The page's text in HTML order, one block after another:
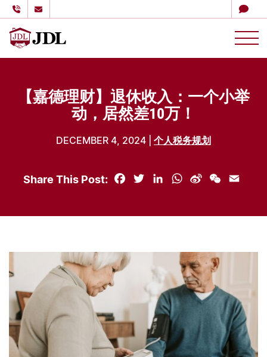
多伦多嘉德理财
【嘉德理财】退休收入：一个小举
动，居然差10万！
DECEMBER 4, 2024 | 个人税务规划
Share This Post: Facebook
TwitterLinkedInWhatsApp
Sina
WeChat